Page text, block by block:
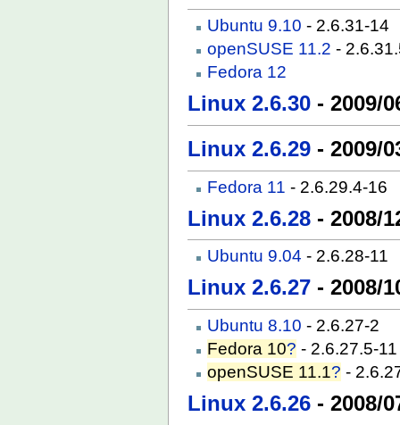
Ubuntu 9.10 - 2.6.31-14
openSUSE 11.2 -
Fedora 12
Linux 2.6.30 - 2009/
Linux 2.6.29 - 2009/
Fedora 11 - 2.6.29.4-16
Linux 2.6.28 - 2008/
Ubuntu 9.04 - 2.6.28-11
Linux 2.6.27 - 2008/
Ubuntu 8.10 - 2.6.27-2
Fedora 10? - 2.6.27.5-11
openSUSE 11.1? -
Linux 2.6.26 - 2008/